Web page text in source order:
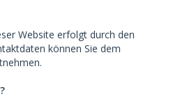
Website erfolgt durch den
können Sie dem